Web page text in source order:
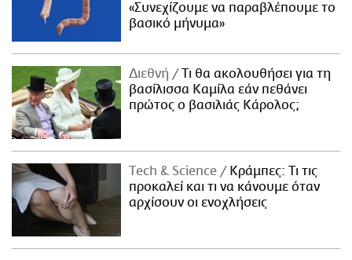
«Συνεχίζουμε να παραβλέπουμε το
βασικό μήνυμα»
Διεθνή
Τι θα ακολουθήσει για τη
βασίλισσα Καμίλα εάν πεθάνει
πρώτος ο βασιλιάς Κάρολος;
Τech & Science
Κράμπες: Τι τις
προκαλεί και τι να κάνουμε όταν
αρχίσουν οι ενοχλήσεις